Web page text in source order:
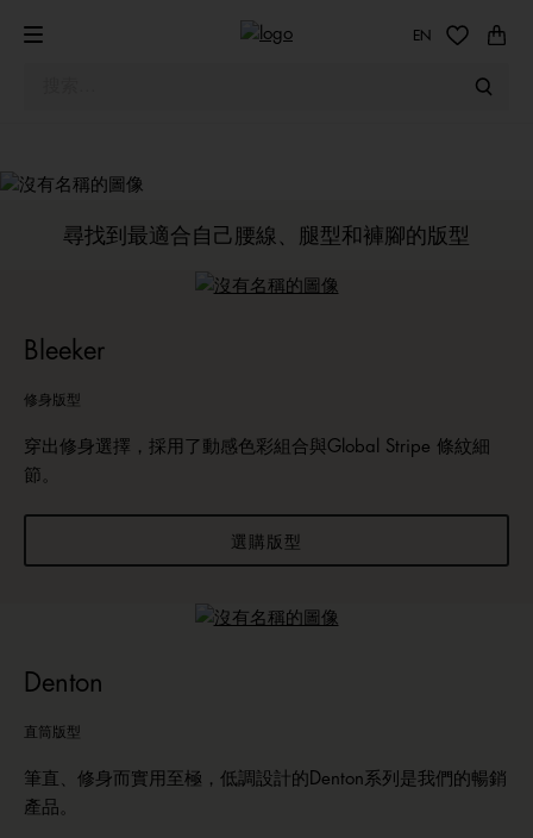
EN
Tommy 褲款指南
我們重新演繹1985 Tommy 斜布褲，打造適合每個人的必備褲
尋找到最適合自己腰線、腿型和褲腳的版型
Bleeker
修身版型
穿出修身選擇，採用了動感色彩組合與Global Stripe 條紋細
節。
選購版型
Denton
直筒版型
筆直、修身而實用至極，低調設計的Denton系列是我們的暢銷
產品。